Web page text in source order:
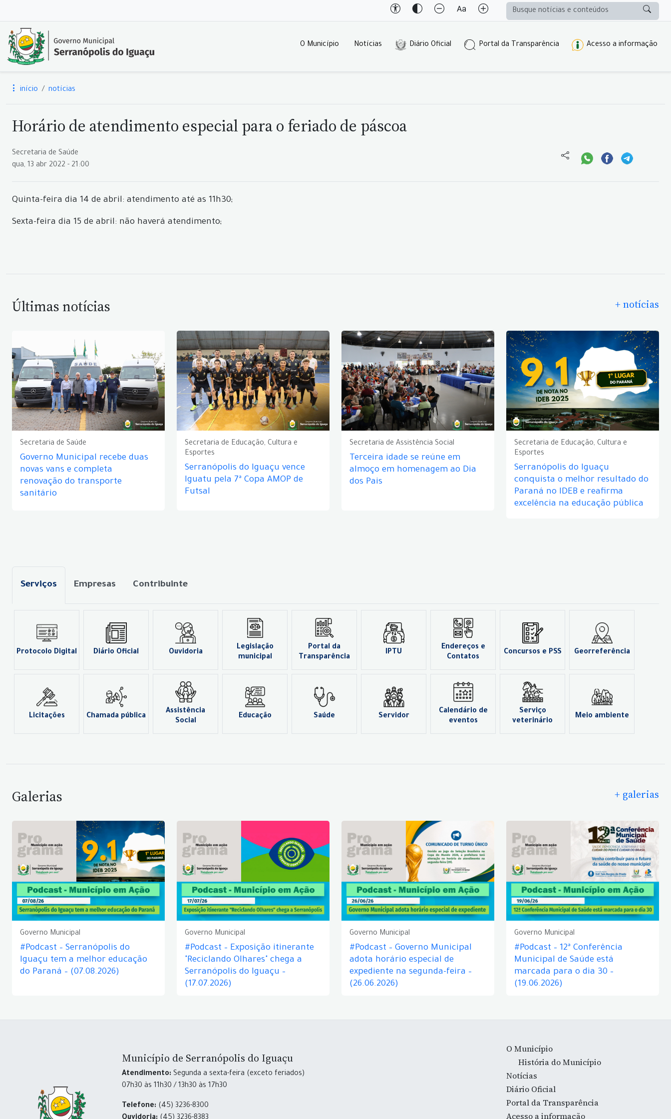
O Município Notícias Diário Oficial Portal da Transparência Acesso a informação
início notícias
Horário de atendimento especial para o feriado de páscoa
Secretaria de Saúde
qua, 13 abr 2022 - 21:00
Quinta-feira dia 14 de abril: atendimento até as 11h30;
Sexta-feira dia 15 de abril: não haverá atendimento;
Últimas notícias + notícias
Secretaria de Saúde
Governo Municipal recebe duas
novas vans e completa
renovação do transporte
sanitário
Secretaria de Educação, Cultura e
Esportes
Serranópolis do Iguaçu vence
Iguatu pela 7ª Copa AMOP de
Futsal
Secretaria de Assistência Social
Terceira idade se reúne em
almoço em homenagem ao Dia
dos Pais
Secretaria de Educação, Cultura e
Esportes
Serranópolis do Iguaçu
conquista o melhor resultado do
Paraná no IDEB e reafirma
excelência na educação pública
Serviços Empresas Contribuinte
Protocolo Digital Diário Oficial Ouvidoria
Legislação
municipal
Portal da
Transparência
IPTU
Endereços e
Contatos
Concursos e PSS Georreferência
Licitações Chamada pública
Assistência
Social
Educação Saúde Servidor
Calendário de
eventos
Serviço
veterinário
Meio ambiente
Galerias + galerias
Governo Municipal
#Podcast – Serranópolis do
Iguaçu tem a melhor educação
do Paraná – (07.08.2026)
Governo Municipal
#Podcast – Exposição itinerante
"Reciclando Olhares" chega a
Serranópolis do Iguaçu –
(17.07.2026)
Governo Municipal
#Podcast – Governo Municipal
adota horário especial de
expediente na segunda-feira –
(26.06.2026)
Governo Municipal
#Podcast – 12ª Conferência
Municipal de Saúde está
marcada para o dia 30 –
(19.06.2026)
Município de Serranópolis do Iguaçu
Atendimento: Segunda a sexta-feira (exceto feriados)
07h30 às 11h30 / 13h30 às 17h30
Telefone: (45) 3236-8300
O Município
História do Município
Notícias
Diário Oficial
Portal da Transparência
Acesso a informação